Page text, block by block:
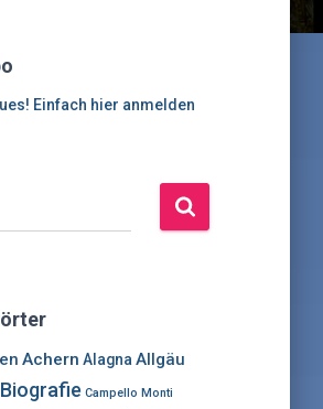
Einfach hier anmelden
Achern Alagna Allgäu
Biografie Campello Monti